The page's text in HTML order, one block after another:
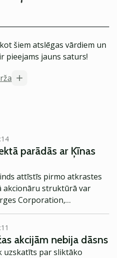
šiem atslēgas vārdiem un
pieejams jauns saturs!
parādās ar Ķīnas
attīstīs pirmo atkrastes
akcionāru struktūrā var
Corporation,
Komunistiskajai partijai.
šī informācija nav
par draudu nacionālajai
akcijām nebija dāsns
uzskatīts par sliktāko